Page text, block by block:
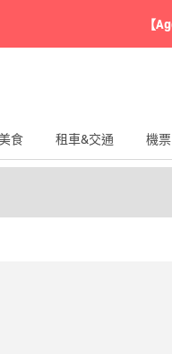
【
食 租車&交通 機票